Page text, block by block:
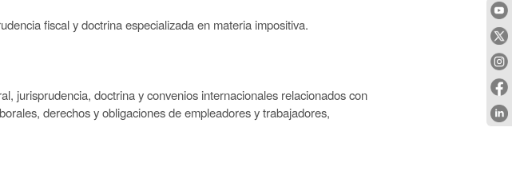
fiscal y doctrina especializada en materia impositiva.
jurisprudencia, doctrina y convenios internacionales relacionados con
derechos y obligaciones de empleadores y trabajadores,